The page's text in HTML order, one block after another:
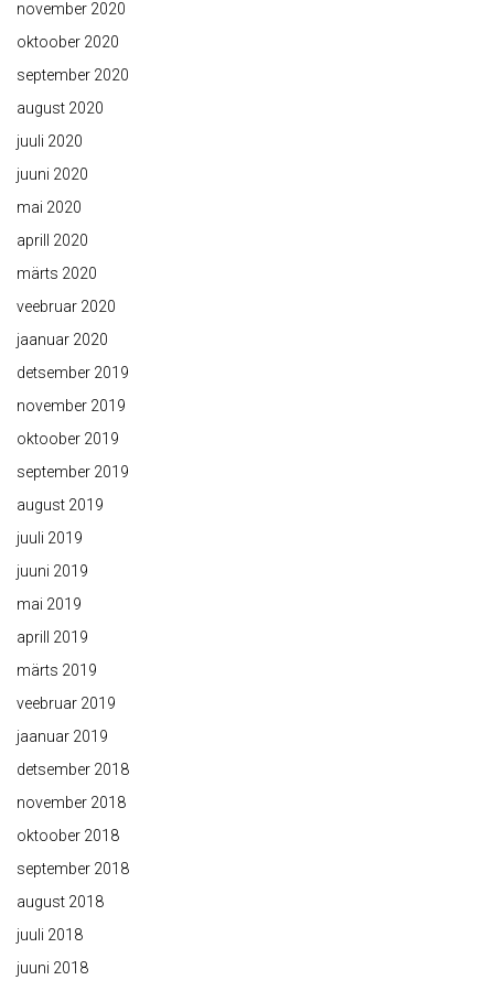
november 2020
oktoober 2020
september 2020
august 2020
juuli 2020
juuni 2020
mai 2020
aprill 2020
märts 2020
veebruar 2020
jaanuar 2020
detsember 2019
november 2019
oktoober 2019
september 2019
august 2019
juuli 2019
juuni 2019
mai 2019
aprill 2019
märts 2019
veebruar 2019
jaanuar 2019
detsember 2018
november 2018
oktoober 2018
september 2018
august 2018
juuli 2018
juuni 2018